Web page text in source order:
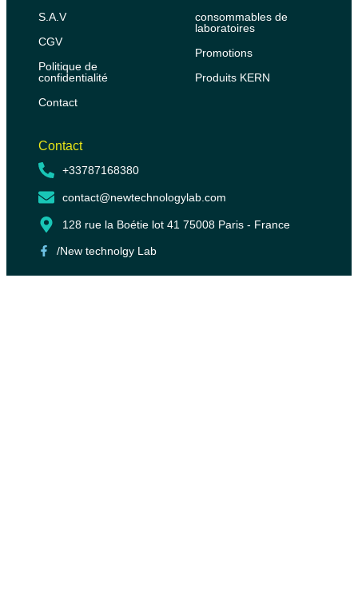
S.A.V
CGV
Politique de
confidentialité
Contact
consommables de
laboratoires
Promotions
Produits KERN
Contact
+33787168380
contact@newtechnologylab.com
128 rue la Boétie lot 41 75008 Paris - France
/New technolgy Lab